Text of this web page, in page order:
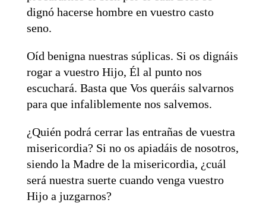
dignó hacerse hombre en vuestro casto
seno.
Oíd benigna nuestras súplicas. Si os dignáis
rogar a vuestro Hijo, Él al punto nos
escuchará. Basta que Vos queráis salvarnos
para que infaliblemente nos salvemos.
¿Quién podrá cerrar las entrañas de vuestra
misericordia? Si no os apiadáis de nosotros,
siendo la Madre de la misericordia, ¿cuál
será nuestra suerte cuando venga vuestro
Hijo a juzgarnos?